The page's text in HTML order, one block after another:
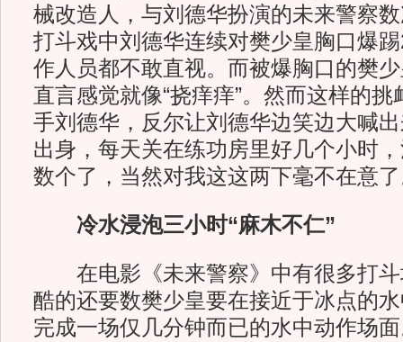
械改造人，与刘德华扮演的未来警察
打斗戏中刘德华连续对樊少皇胸口爆
作人员都不敢直视。而被爆胸口的樊
直言感觉就像“挠痒痒”。然而这样的
手刘德华，反尔让刘德华边笑边大喊
出身，每天关在练功房里好几个小时
数个了，当然对我这这两下毫不在意了
冷水浸泡三小时“麻木不仁”
在电影《未来警察》中有很多打斗
酷的还要数樊少皇要在接近于冰点的
完成一场仅几分钟而已的水中动作场